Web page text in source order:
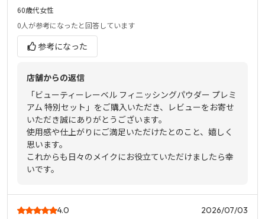
60歳代女性
0人が参考になったと回答しています
参考になった
店舗からの返信
「ビューティーレーベル フィニッシングパウダー プレミ
アム 特別セット」をご購入いただき、レビューをお寄せ
いただき誠にありがとうございます。
使用感や仕上がりにご満足いただけたとのこと、嬉しく
思います。
これからも日々のメイクにお役立ていただけましたら幸
いです。
4.0 2026/07/03